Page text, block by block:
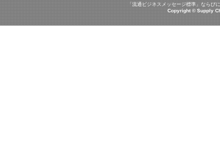
「流通ビジネスメッセージ標準」ならび
Copyright © Supply